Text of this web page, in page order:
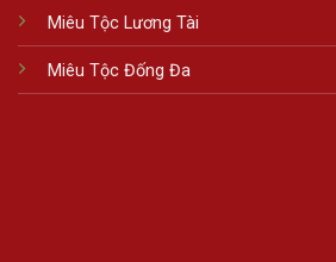
Miêu Tộc Lương Tài
Miêu Tộc Đống Đa